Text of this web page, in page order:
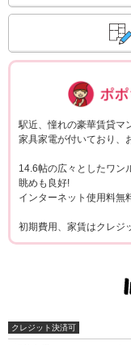
駅近、憧れの豪華賃貸マ
家具家電が付いており、
14.6帖の広々としたワン
眺めも良好!
インターネット使用料無
初期費用、家賃はクレジ
クレジット決済可